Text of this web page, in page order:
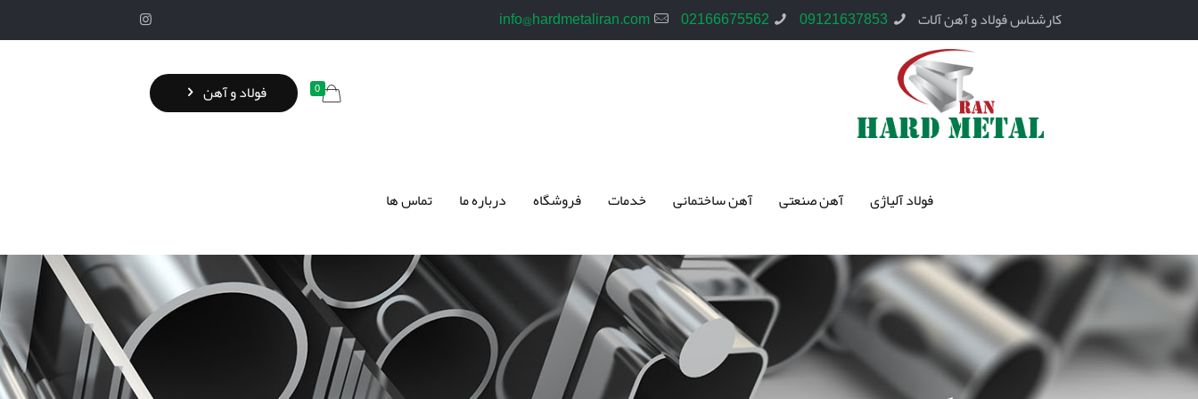
کارشناس فولاد و آهن آلات 09121637853
02166675562
info@hardmetaliran.com
فولاد آلیاژی آهن صنعتی آهن ساختمانی خدمات فروشگاه درباره ما تماس ها
0 فولاد و آهن